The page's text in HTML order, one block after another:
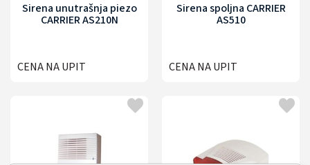
Sirena unutrašnja piezo
CARRIER AS210N
CENA NA UPIT
Sirena spoljna CARRIER
AS510
CENA NA UPIT